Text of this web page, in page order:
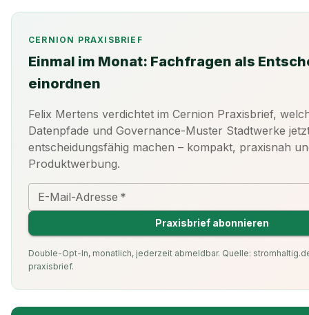
CERNION PRAXISBRIEF
Einmal im Monat: Fachfragen als
einordnen
Felix Mertens verdichtet im Cernion Praxisbrief,
Datenpfade und Governance-Muster Stadtwerke
entscheidungsfähig machen – kompakt, praxisnah
Produktwerbung.
E-Mail-Adresse *
Praxisbrief abonnieren
Double-Opt-In, monatlich, jederzeit abmeldbar. Quelle:
praxisbrief.